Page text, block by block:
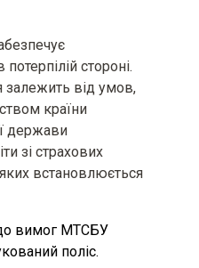
в результаті
відчуження
картка»
до закінчення
а права та
власника
МТСБУ
здійснення
МТСБУ
стороні.
залежить від умов,
країни
держави
зі страхових
встановлюється
вимог МТСБУ
поліс.